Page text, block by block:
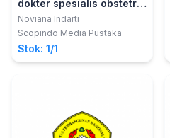
dokter spesialis obstetri
dan ginekologi sebagai
pemberi pelimpahan
wewenang tindakan
persalinan kepada bidan
Noviana Indarti
Scopindo Media Pustaka
Stok: 1/1